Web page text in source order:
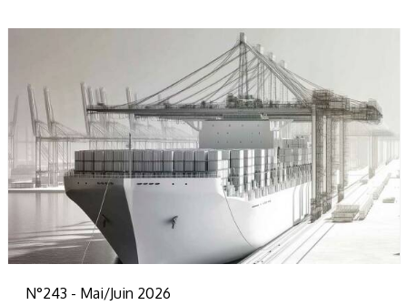
N°243 - Mai/Juin 2026